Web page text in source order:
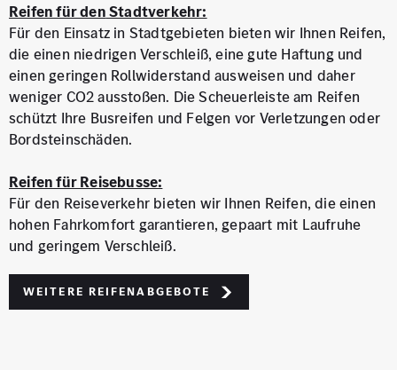
Reifen für denStadtverkehr:
Für den Einsatz in Stadtgebieten bieten wir Ihnen Reifen,
die einen niedrigen Verschleiß, eine gute Haftung und
einen geringen Rollwiderstand ausweisen und daher
weniger CO2 ausstoßen. Die Scheuerleiste am Reifen
schützt Ihre Busreifen und Felgen vor Verletzungen oder
Bordsteinschäden.
Reifen für Reisebusse:
Für den Reiseverkehr bieten wir Ihnen Reifen, die einen
hohen Fahrkomfort garantieren, gepaart mit Laufruhe
und geringem Verschleiß.
weitere Reifenabgebote